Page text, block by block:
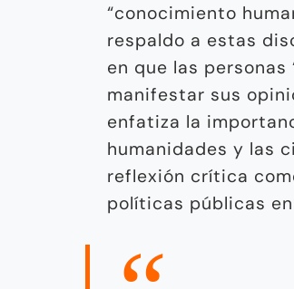
“conocimiento
respaldo a estas
en que las
manifestar sus
enfatiza la
humanidades y las
reflexión crítica
políticas públicas